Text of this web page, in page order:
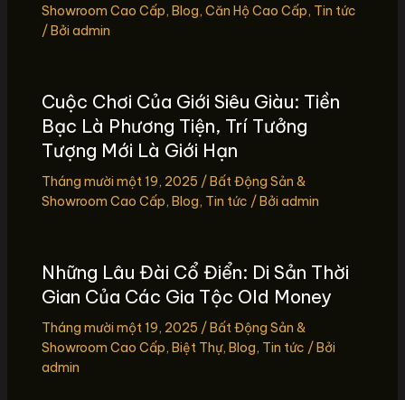
Showroom Cao Cấp, Blog, Căn Hộ Cao Cấp, Tin tức
/ Bởi admin
Cuộc Chơi Của Giới Siêu Giàu: Tiền
Bạc Là Phương Tiện, Trí Tưởng
Tượng Mới Là Giới Hạn
Tháng mười một 19, 2025 /Bất Động Sản &
Showroom Cao Cấp, Blog, Tin tức / Bởi admin
Những Lâu Đài Cổ Điển: Di Sản Thời
Gian Của Các Gia Tộc Old Money
Tháng mười một 19, 2025 /Bất Động Sản &
Showroom Cao Cấp, Biệt Thự, Blog, Tin tức / Bởi
admin